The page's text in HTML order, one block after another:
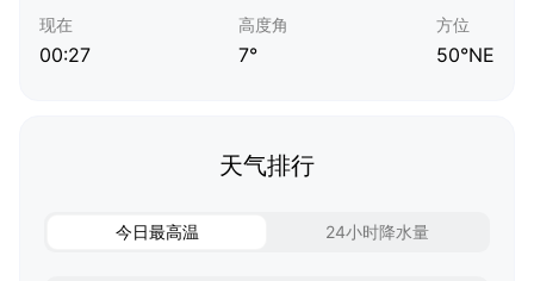
现在
00:27
高度角
7°
方位
50°NE
天气排行
今日最高温 24小时降水量